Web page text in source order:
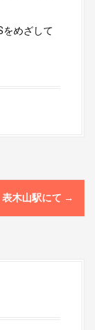
をめざして
表木山駅にて →